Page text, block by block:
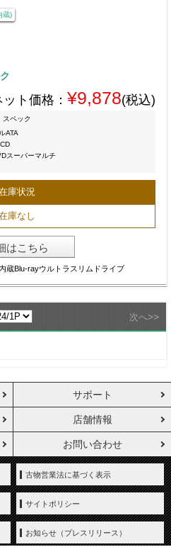
蔵)
ット価格： ¥9,878(税込)
スペック
ATA
スーパーマルチ
庫状況
庫なし
はこちら
蔵Blu-rayウルトラスリムドライブ
次へ>>
サポート
店舗情報
お問い合わせ
古物営業法に基づく表示
サイトポリシー
お知らせ（プレスリリース）